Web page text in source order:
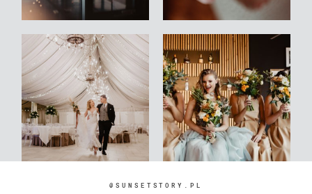
@SUNSETSTORY.PL